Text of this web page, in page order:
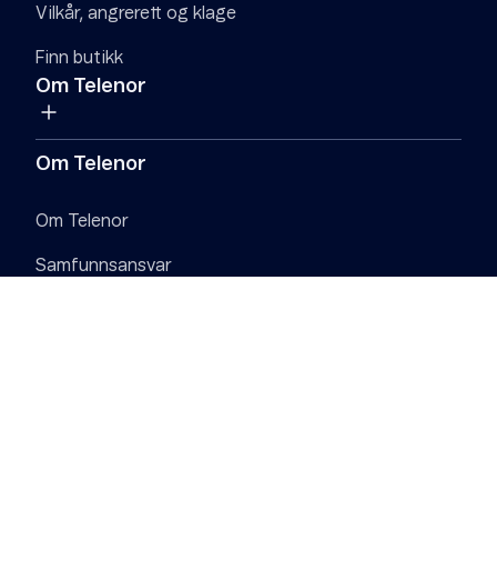
Vilkår, angrerett og klage
Finn butikk
Om Telenor
Om Telenor
Om Telenor
Samfunnsansvar